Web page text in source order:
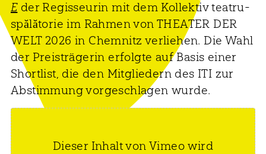
E der Regisseurin mit dem Kollektiv teatru-
spălătorie im Rahmen von THEATER DER
WELT 2026 in Chemnitz verliehen. Die Wahl
der Preisträgerin erfolgte auf Basis einer
Shortlist, die den Mitgliedern des ITI zur
Abstimmung vorgeschlagen wurde.
Dieser Inhalt von Vimeo wird